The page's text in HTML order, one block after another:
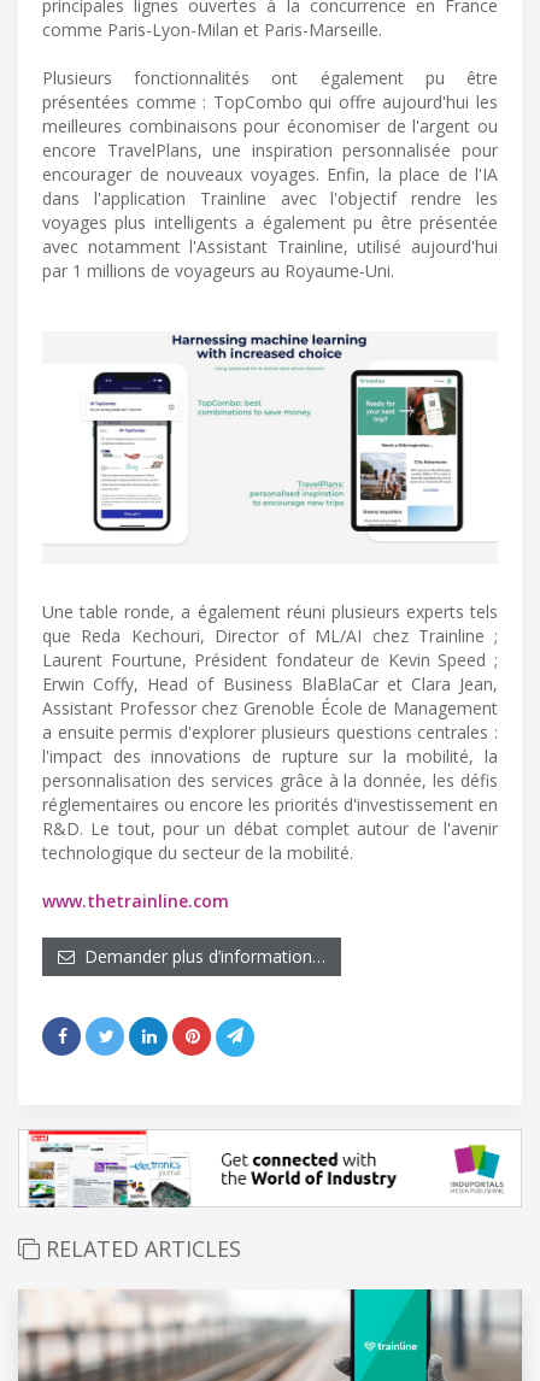
principales lignes ouvertes à la concurrence en France
comme Paris-Lyon-Milan et Paris-Marseille.
Plusieurs fonctionnalités ont également pu être
présentées comme : TopCombo qui offre aujourd'hui les
meilleures combinaisons pour économiser de l'argent ou
encore TravelPlans, une inspiration personnalisée pour
encourager de nouveaux voyages. Enfin, la place de l'IA
dans l'application Trainline avec l'objectif rendre les
voyages plus intelligents a également pu être présentée
avec notamment l'Assistant Trainline, utilisé aujourd'hui
par 1 millions de voyageurs au Royaume-Uni.
Une table ronde, a également réuni plusieurs experts tels
que Reda Kechouri, Director of ML/AI chez Trainline ;
Laurent Fourtune, Président fondateur de Kevin Speed ;
Erwin Coffy, Head of Business BlaBlaCar et Clara Jean,
Assistant Professor chez Grenoble École de Management
a ensuite permis d'explorer plusieurs questions centrales :
l'impact des innovations de rupture sur la mobilité, la
personnalisation des services grâce à la donnée, les défis
réglementaires ou encore les priorités d'investissement en
R&D. Le tout, pour un débat complet autour de l'avenir
technologique du secteur de la mobilité.
www.thetrainline.com
Demander plus d’information…
RELATED ARTICLES